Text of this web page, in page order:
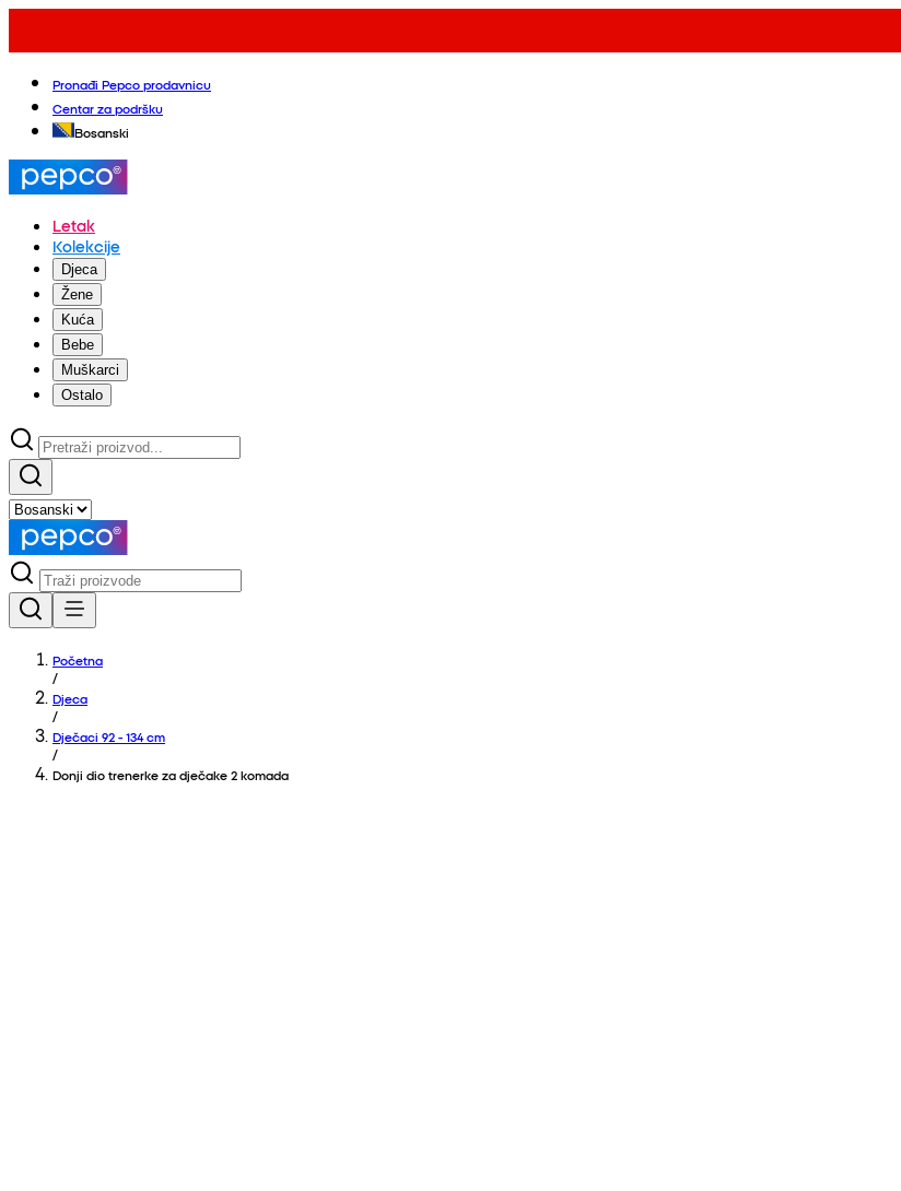
Pronađi Pepco prodavnicu
Centar za podršku
Bosanski
Letak
Kolekcije
Djeca
Žene
Kuća
Bebe
Muškarci
Ostalo
Početna
/
Djeca
/
Dječaci 92 - 134 cm
/
Donji dio trenerke za dječake 2 komada